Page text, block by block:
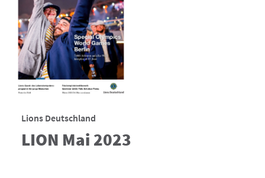
Lions Deutschland
LION Mai 2023